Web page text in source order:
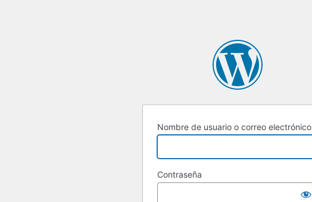
Nombre de usuario o correo electrónico
Contraseña